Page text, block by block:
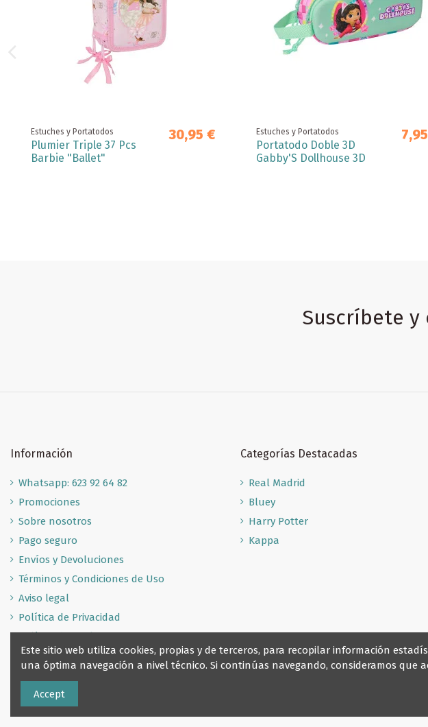
Estuches y Portatodos
Plumier Triple 37 Pcs
Barbie "Ballet"
30,95 € Estuches y Portatodos
Portatodo Doble 3D
Gabby'S Dollhouse 3D
Suscríbete
Información
Whatsapp: 623 92 64 82
Promociones
Sobre nosotros
Pago seguro
Envíos y Devoluciones
Términos y Condiciones de Uso
Aviso legal
Política de Privacidad
Política de Cookies
Categorías Destacadas
Real Madrid
Bluey
Harry Potter
Kappa
Este sitio web utiliza cookies, propias y de terceros, para recopilar información
una óptima navegación a nivel técnico. Si continúas navegando, consideramos que
Accept